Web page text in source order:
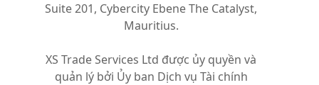
Suite 201, Cybercity Ebene The Catalyst,
Mauritius.
XS Trade Services Ltd được ủy quyền và
quản lý bởi Ủy ban Dịch vụ Tài chính